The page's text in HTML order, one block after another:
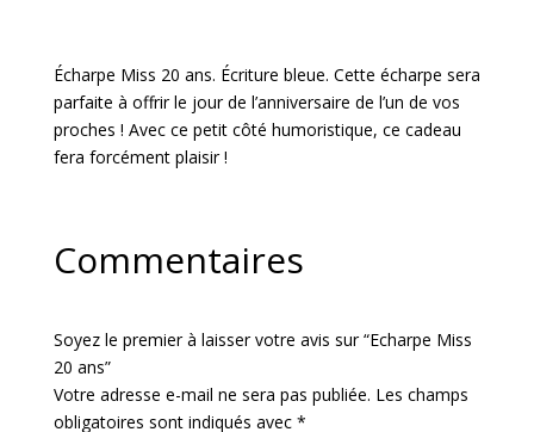
Écharpe Miss 20 ans. Écriture bleue. Cette écharpe sera
parfaite à offrir le jour de l’anniversaire de l’un de vos
proches ! Avec ce petit côté humoristique, ce cadeau
fera forcément plaisir !
Commentaires
Soyez le premier à laisser votre avis sur “Echarpe Miss
20 ans”
Votre adresse e-mail ne sera pas publiée. Les champs
obligatoires sont indiqués avec *